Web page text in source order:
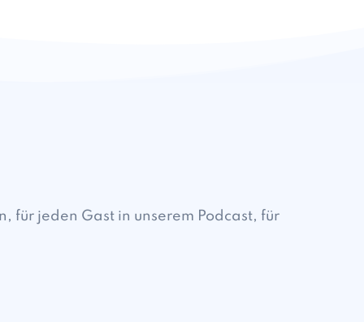
für jeden Gast in unserem Podcast, für